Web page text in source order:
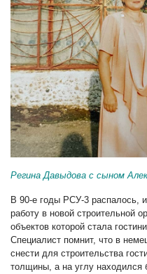
Регина Давыдова с сыном
В 90-е годы РСУ-3 распалось,
работу в новой строительной
объектов которой стала
Специалист помнит, что в
снести для строительства
толщины, а на углу находился